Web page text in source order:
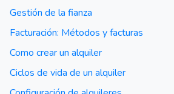
Gestión de la fianza
Facturación: Métodos y facturas
Como crear un alquiler
Ciclos de vida de un alquiler